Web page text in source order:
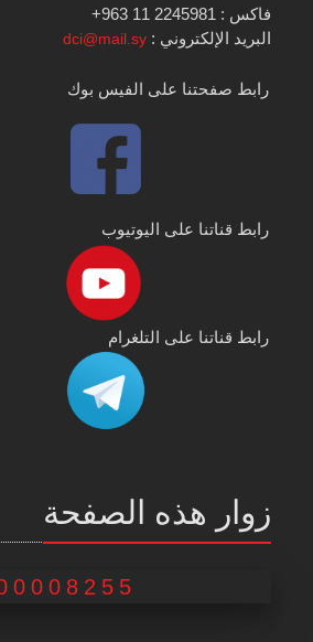
فاكس : 2245981 11 963+
البريد الإلكتروني :dci@mail.sy
رابط صفحتنا على الفيس بوك
رابط قناتنا على اليوتيوب
رابط قناتنا على التلغرام
زوار هذه الصفحة